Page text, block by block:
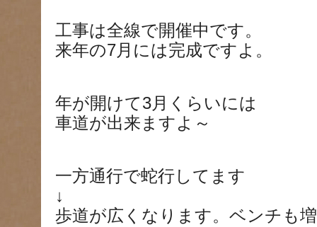
工事は全線で開催中です。
来年の7月には完成ですよ。
年が開けて3月くらいには
車道が出来ますよ～
一方通行で蛇行してます
↓
歩道が広くなります。ベンチも